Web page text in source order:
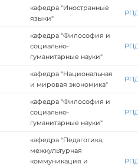
кафедра "Иностранные
языки"
кафедра "Философия и
социально-
гуманитарные науки"
кафедра "Национальная
и мировая экономика"
кафедра "Философия и
социально-
гуманитарные науки"
кафедра "Педагогика,
межкультурная
коммуникация и